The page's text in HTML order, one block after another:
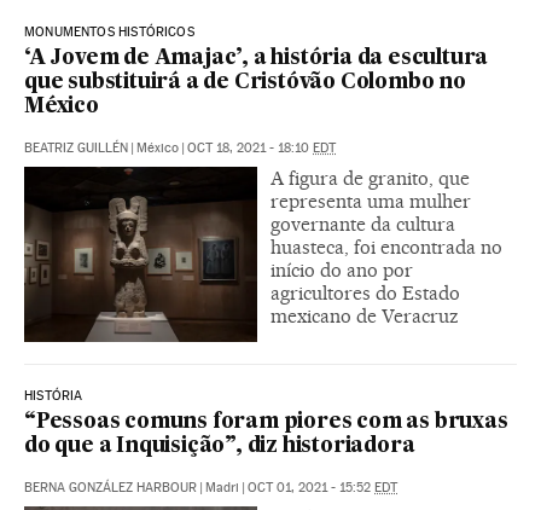
MONUMENTOS HISTÓRICOS
‘A Jovem de Amajac’, a história da escultura
que substituirá a de Cristóvão Colombo no
México
BEATRIZ GUILLÉN México OCT 18, 2021 - 18:10 EDT
A figura de granito, que
representa uma mulher
governante da cultura
huasteca, foi encontrada no
início do ano por
agricultores do Estado
mexicano de Veracruz
HISTÓRIA
“Pessoas comuns foram piores com as bruxas
do que a Inquisição”, diz historiadora
BERNA GONZÁLEZ HARBOUR Madri OCT 01, 2021 - 15:52 EDT